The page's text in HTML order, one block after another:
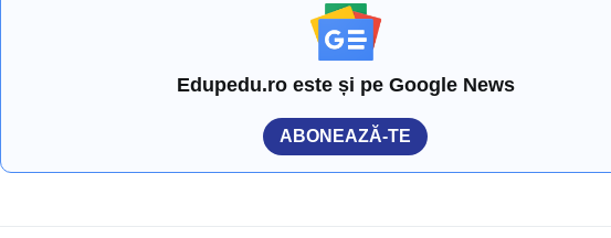
Edupedu.ro este și pe Google News
ABONEAZĂ-TE